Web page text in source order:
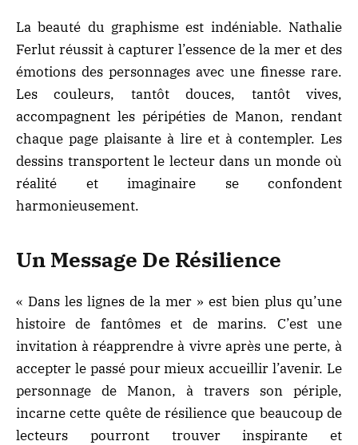
La beauté du graphisme est indéniable. Nathalie
Ferlut réussit à capturer l’essence de la mer et des
émotions des personnages avec une finesse rare.
Les couleurs, tantôt douces, tantôt vives,
accompagnent les péripéties de Manon, rendant
chaque page plaisante à lire et à contempler. Les
dessins transportent le lecteur dans un monde où
réalité et imaginaire se confondent
harmonieusement.
Un Message De Résilience
« Dans les lignes de la mer » est bien plus qu’une
histoire de fantômes et de marins. C’est une
invitation à réapprendre à vivre après une perte, à
accepter le passé pour mieux accueillir l’avenir. Le
personnage de Manon, à travers son périple,
incarne cette quête de résilience que beaucoup de
lecteurs pourront trouver inspirante et